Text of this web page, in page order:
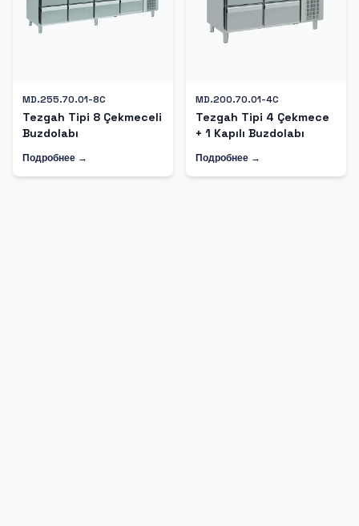
MD.255.70.01-8C
Tezgah Tipi 8 Çekmeceli
Buzdolabı
Подробнее →
MD.200.70.01-4C
Tezgah Tipi 4 Çekmece
+ 1 Kapılı Buzdolabı
Подробнее →